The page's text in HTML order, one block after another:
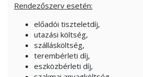
Rendezőszerv esetén:
előadói tiszteletdíj,
utazási költség,
szállásköltség,
terembérleti díj,
eszközbérleti díj,